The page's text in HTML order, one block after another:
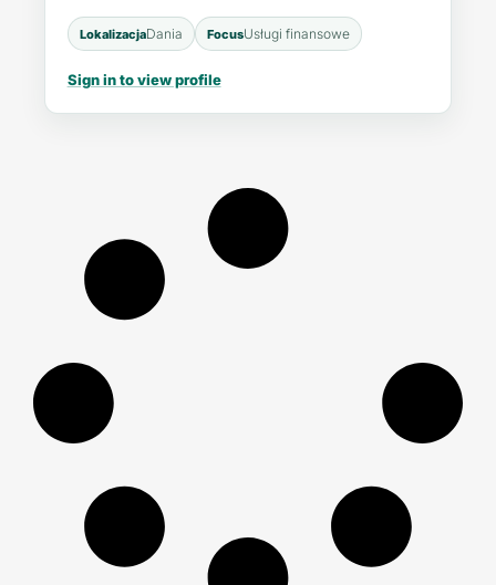
LokalizacjaDania FocusUsługi finansowe
Sign in to view profile